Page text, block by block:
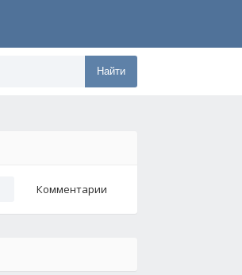
Найти
Комментарии